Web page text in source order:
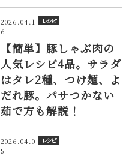
2026.04.1
6
レシピ
【簡単】豚しゃぶ肉の
人気レシピ4品。サラダ
はタレ2種、つけ麺、よ
だれ豚。パサつかない
茹で方も解説！
2026.04.0
5
レシピ